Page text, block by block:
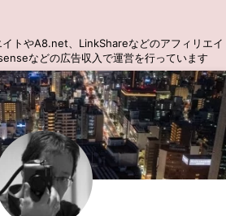
トやA8.net、LinkShareなどのアフィリエイ
などの広告収入で運営を行っています